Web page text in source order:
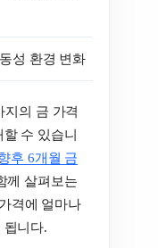
성 환경 변화
지의 금 가격
수 있습니
후 6개월 금
께 살펴보는
격에 얼마나
됩니다.